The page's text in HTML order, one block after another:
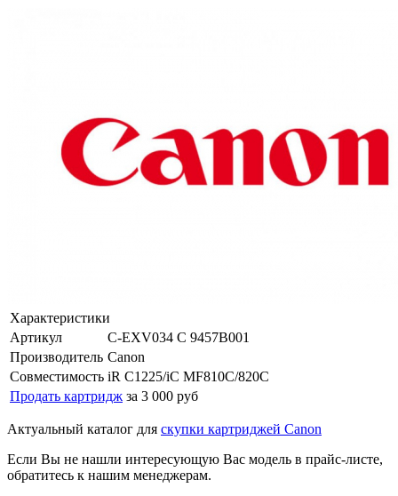
Характеристики
Артикул
C-EXV034 C 9457B001
Производитель Canon
Совместимость iR C1225/iC MF810C/820C
Продать картридж за 3 000 руб
Актуальный каталог для скупки картриджей Canon
Если Вы не нашли интересующую Вас модель в прайс-листе,
обратитесь к нашим менеджерам.